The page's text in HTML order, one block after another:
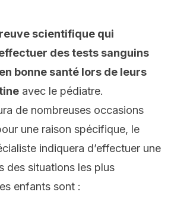
scientifique qui
des tests sanguins
bonne santé lors de leurs
avec le pédiatre.
de nombreuses occasions
une raison spécifique, le
indiquera d’effectuer une
des situations les plus
enfants sont :